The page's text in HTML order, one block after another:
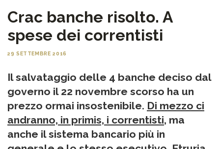
Crac banche risolto. A
spese dei correntisti
29 SETTEMBRE 2016
Il salvataggio delle 4 banche deciso dal
governo il 22 novembre scorso ha un
prezzo ormai insostenibile. Di mezzo ci
andranno, in primis, i correntisti, ma
anche il sistema bancario più in